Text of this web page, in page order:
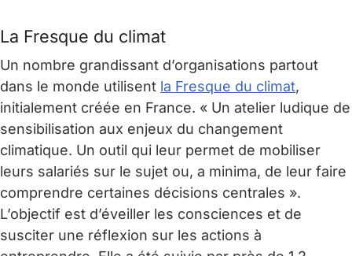
La Fresque du climat
Un nombre grandissant d’organisations partout
dans le monde utilisent la Fresque du climat,
initialement créée en France. « Un atelier ludique de
sensibilisation aux enjeux du changement
climatique. Un outil qui leur permet de mobiliser
leurs salariés sur le sujet ou, a minima, de leur faire
comprendre certaines décisions centrales ».
L’objectif est d’éveiller les consciences et de
susciter une réflexion sur les actions à